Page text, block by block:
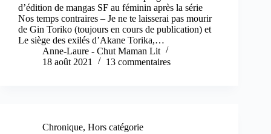
d’édition de mangas SF au féminin après la série
Nos temps contraires – Je ne te laisserai pas mourir
de Gin Toriko (toujours en cours de publication) et
Le siège des exilés d’Akane Torika,…
Anne-Laure - Chut Maman Lit
18 août 2021
13 commentaires
Chronique, Hors catégorie